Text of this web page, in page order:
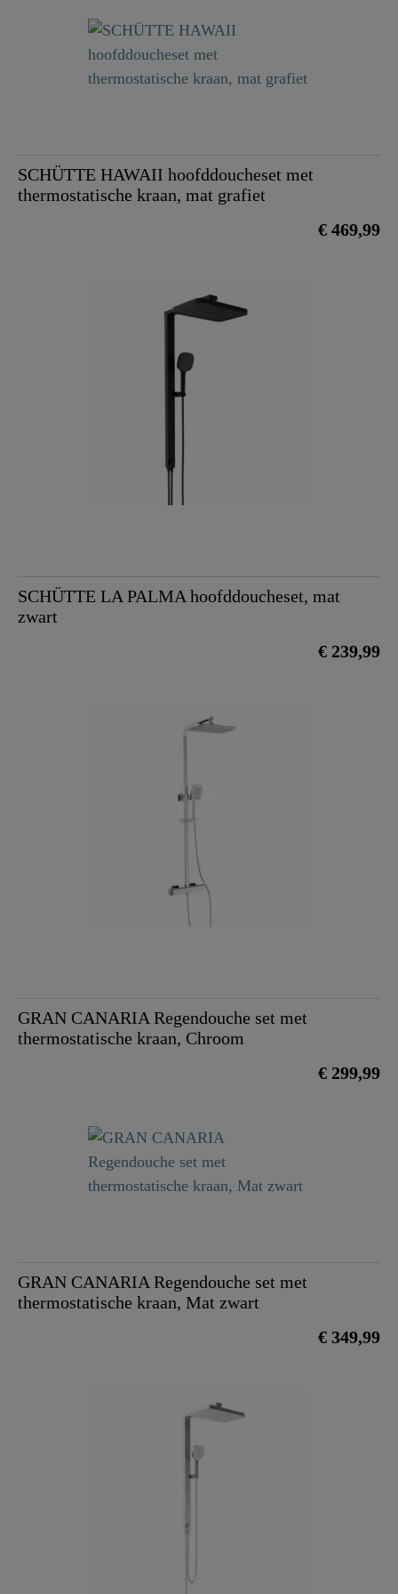
SCHÜTTE HAWAII hoofddoucheset met
thermostatische kraan, mat grafiet
€ 469,99
SCHÜTTE LA PALMA hoofddoucheset, mat
zwart
€ 239,99
GRAN CANARIA Regendouche set met
thermostatische kraan, Chroom
€ 299,99
GRAN CANARIA Regendouche set met
thermostatische kraan, Mat zwart
€ 349,99